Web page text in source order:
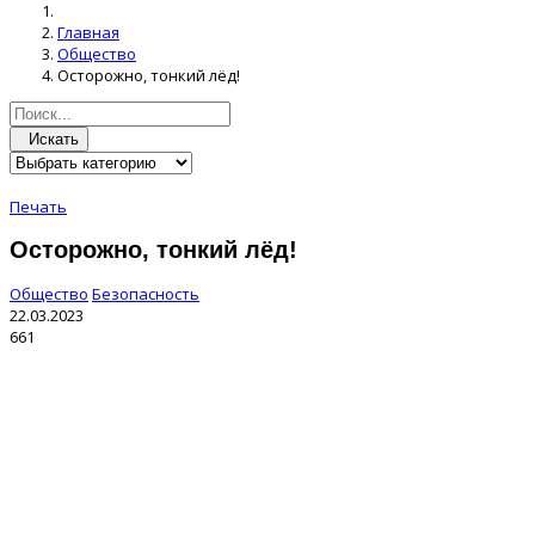
Главная
Общество
Осторожно, тонкий лёд!
Искать
Печать
Осторожно, тонкий лёд!
Общество Безопасность
22.03.2023
661